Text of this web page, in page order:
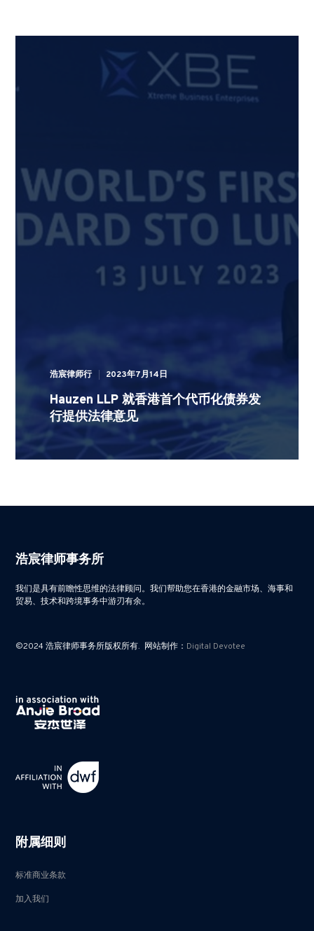
浩宸律师行 2023年7月14日
Hauzen LLP 就香港首个代币化债券发
行提供法律意见
浩宸律师事务所
我们是具有前瞻性思维的法律顾问。我们帮助您在香港的金融市场、海事和
贸易、技术和跨境事务中游刃有余。
©2024 浩宸律师事务所版权所有. 网站制作： Digital Devotee
附属细则
标准商业条款
加入我们